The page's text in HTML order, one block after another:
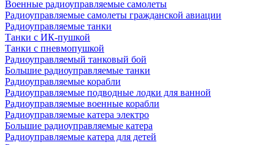
Военные радиоуправляемые самолеты
Радиоуправляемые самолеты гражданской авиации
Радиоуправляемые танки
Танки с ИК-пушкой
Танки с пневмопушкой
Радиоуправляемый танковый бой
Большие радиоуправляемые танки
Радиоуправляемые корабли
Радиоуправляемые подводные лодки для ванной
Радиоуправляемые военные корабли
Радиоуправляемые катера электро
Большие радиоуправляемые катера
Радиоуправляемые катера для детей